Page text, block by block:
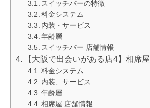
スイッチバーの特徴
料金システム
内装・サービス
年齢層
スイッチバー 店舗情報
【大阪で出会いがある店4】相席屋
料金システム
内装、サービス
年齢層
相席屋 店舗情報